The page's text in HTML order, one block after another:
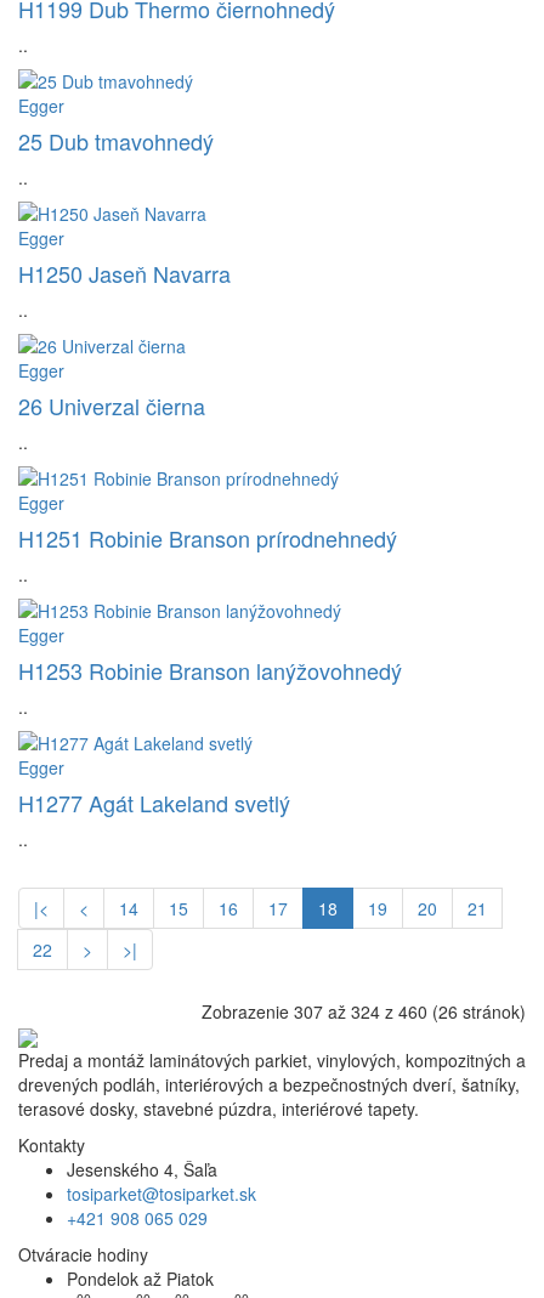
H1199 Dub Thermo čiernohnedý
..
Egger
25 Dub tmavohnedý
..
Egger
H1250 Jaseň Navarra
..
Egger
26 Univerzal čierna
..
Egger
H1251 Robinie Branson prírodnehnedý
..
Egger
H1253 Robinie Branson lanýžovohnedý
..
Egger
H1277 Agát Lakeland svetlý
..
|< < 14 15 16 17 18 19 20
21
22
> >|
Zobrazenie 307 až 324 z 460 (26 stránok)
Predaj a montáž laminátových parkiet, vinylových, kompozitných a
drevených podláh, interiérových a bezpečnostných dverí, šatníky,
terasové dosky, stavebné púzdra, interiérové tapety.
Kontakty
Jesenského 4, Šaľa
tosiparket@tosiparket.sk
+421 908 065 029
Otváracie hodiny
Pondelok až Piatok